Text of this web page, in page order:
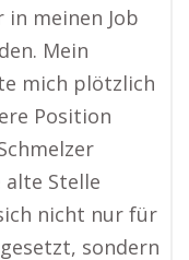
in meinen Job
Mein
mich plötzlich
Position
Stelle
nicht nur für
sondern